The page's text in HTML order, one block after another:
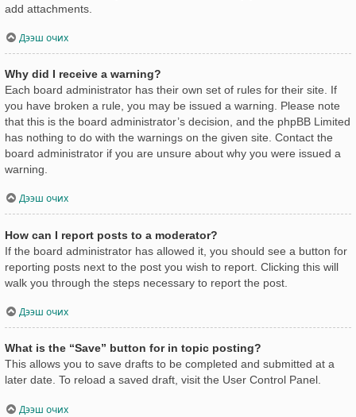
add attachments.
Дээш очих
Why did I receive a warning?
Each board administrator has their own set of rules for their site. If
you have broken a rule, you may be issued a warning. Please note
that this is the board administrator’s decision, and the phpBB Limited
has nothing to do with the warnings on the given site. Contact the
board administrator if you are unsure about why you were issued a
warning.
Дээш очих
How can I report posts to a moderator?
If the board administrator has allowed it, you should see a button for
reporting posts next to the post you wish to report. Clicking this will
walk you through the steps necessary to report the post.
Дээш очих
What is the “Save” button for in topic posting?
This allows you to save drafts to be completed and submitted at a
later date. To reload a saved draft, visit the User Control Panel.
Дээш очих